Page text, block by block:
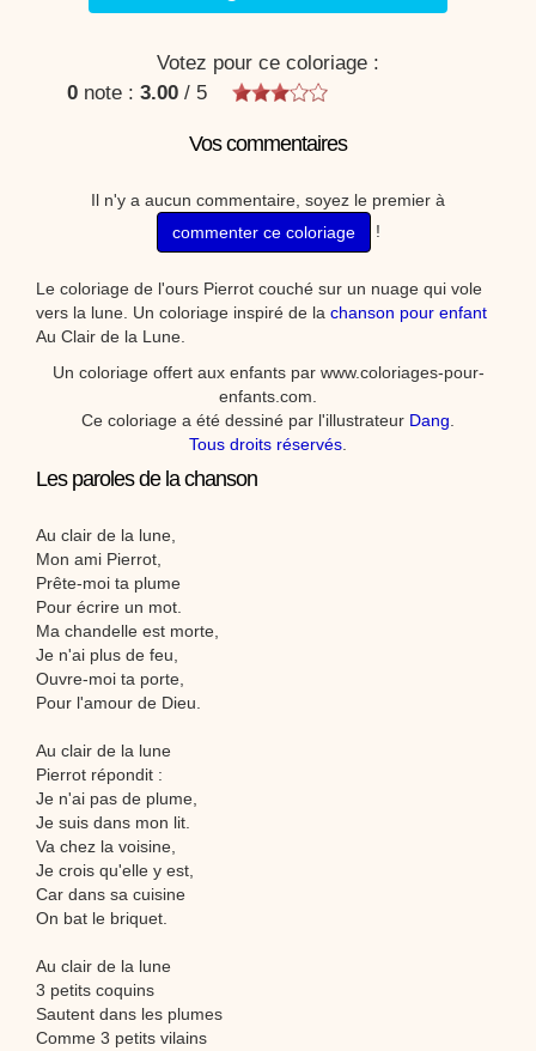
Votez pour ce coloriage :
0 note : 3.00 / 5
Vos commentaires
Il n'y a aucun commentaire, soyez le premier à
commenter ce coloriage
!
Le coloriage de l'ours Pierrot couché sur un nuage qui vole
vers la lune. Un coloriage inspiré de la chanson pour enfant
Au Clair de la Lune.
Un coloriage offert aux enfants par www.coloriages-pour-
enfants.com.
Ce coloriage a été dessiné par l'illustrateur Dang
Tous droits réservés
Les paroles de la chanson
Au clair de la lune,
Mon ami Pierrot,
Prête-moi ta plume
Pour écrire un mot.
Ma chandelle est morte,
Je n'ai plus de feu,
Ouvre-moi ta porte,
Pour l'amour de Dieu.
Au clair de la lune
Pierrot répondit :
Je n'ai pas de plume,
Je suis dans mon lit.
Va chez la voisine,
Je crois qu'elle y est,
Car dans sa cuisine
On bat le briquet.
Au clair de la lune
3 petits coquins
Sautent dans les plumes
Comme 3 petits vilains